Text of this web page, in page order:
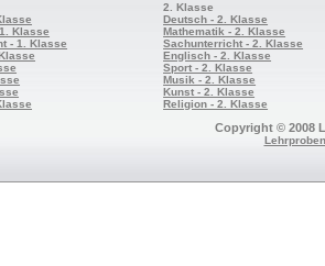
Klasse
- 1. Klasse
2. Klasse
Deutsch - 2. Klasse
Mathematik - 2. Klasse
Sachunterricht - 2. Klasse
Englisch - 2. Klasse
Sport - 2. Klasse
Musik - 2. Klasse
Kunst - 2. Klasse
Religion - 2. Klasse
Copyright © 2008